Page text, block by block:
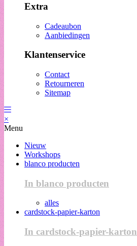
Extra
Cadeaubon
Aanbiedingen
Klantenservice
Contact
Retourneren
Sitemap
×
Menu
Nieuw
Workshops
blanco producten
In blanco producten
alles
cardstock-papier-karton
In cardstock-papier-karton